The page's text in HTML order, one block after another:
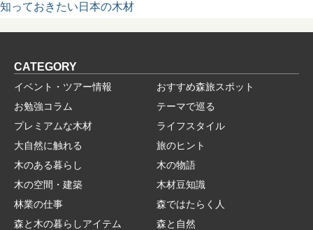
知っておきたい日本の木材
CATEGORY
イベント・ツアー情報
おすすめ森旅スポット
お勉強コラム
テーマで巡る
プレミアムな木材
ライフスタイル
大自然に触れる
旅のヒント
木のある暮らし
木の物語
木の空間・建築
木材豆知識
林業の仕事
森ではたらく人
森と木の暮らしアイテム
森と自然